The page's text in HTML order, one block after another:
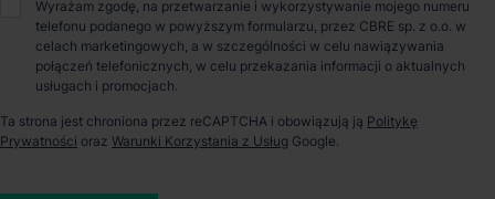
autostrady A2, co gwarantuje sprawną komunikację z
Warszawą, Łodzią i Poznaniem. Ponadto, odległość od lotniska
Chopina wynosi zaledwie 24 km, a do centrum Warszawy jest
tylko 15km. W pobliżu parku znajdują się przystanku
komunikacji miejskiej, lokale usługowe i powierzchnie
przemysłowe. Hillwood Ożarów III to nowoczesne powierzchnie
magazynowe klasy "A", które można dopasować do potrzeb
Wyrażam zgodę, na przetwarzanie i wykorzystywanie mojego numeru
telefonu podanego w powyższym formularzu, przez CBRE sp. z o.o. w
celach marketingowych, a w szczególności w celu nawiązywania
połączeń telefonicznych, w celu przekazania informacji o aktualnych
usługach i promocjach.
Ta strona jest chroniona przez reCAPTCHA i obowiązują ją Politykę
Prywatności oraz Warunki Korzystania z Usług Google.